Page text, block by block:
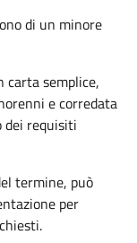
di un minore
carta semplice,
e corredata
dei requisiti
termine, può
per